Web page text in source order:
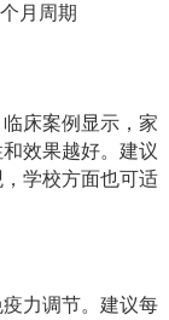
月周期
床案例显示，家
效果越好。建议
学校方面也可适
力调节。建议每